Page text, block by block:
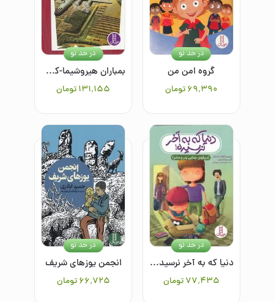
گروه امن من
۶۹٬۳۹۰تومان
در حد نو
بمباران هیروشیما-کی؟چی؟کجا؟
۱۳۱٬۱۵۵تومان
در حد نو
دنیا که به آخر نرسیده: درباره جدایی پدرومادر
۷۷٬۴۳۵ تومان
در حد نو
انجمن یوزهای شریف
۶۶٬۷۲۵ تومان
در حد نو